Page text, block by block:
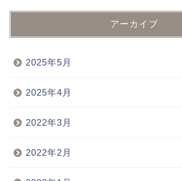
アーカイブ
2025年5月
2025年4月
2022年3月
2022年2月